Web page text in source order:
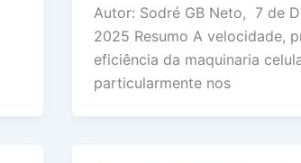
Autor: Sodré GB Neto, 7 de
2025 Resumo A velocidade,
eficiência da maquinaria
particularmente nos